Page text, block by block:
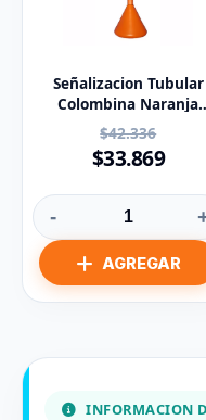
Señalizacion Tubular
Colombina Naranja
1.30cms. Aprox.
$42.336
$33.869
-
INFORMACION